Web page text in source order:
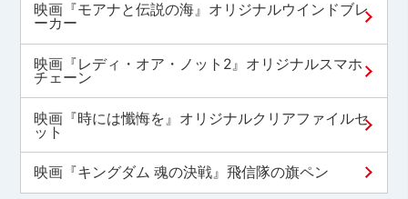
映画『モアナと伝説の海』オリジナルウインドブレ
ーカー
映画『レディ・オア・ノット2』オリジナルスマホ
チェーン
映画『時には懺悔を』オリジナルクリアファイルセ
ット
映画『キングダム 魂の決戦』飛信隊の旗ペン